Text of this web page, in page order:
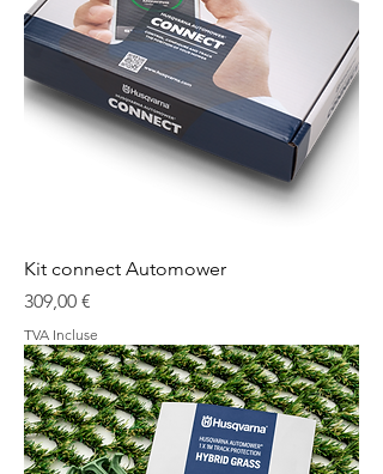
Kit connect Automower
Prix
309,00 €
TVA Incluse